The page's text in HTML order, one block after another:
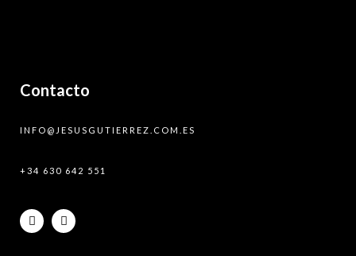
Contacto
INFO@JESUSGUTIERREZ.COM.ES
+34 630 642 551